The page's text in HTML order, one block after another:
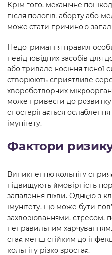
Крім того, механічне
після пологів, аборту або
може стати причиною
Недотримання правил
невідповідних засобів для
або тривале носіння тісної
створюють сприятливе
хвороботворних
може привести до
спостерігається
імунітету.
Фактори
Виникненню кольпіту
підвищують ймовірність
запалення піхви. Однією з
імунітету, що може бути
захворюваннями, стресом,
неправильним
стає менш стійким до
кольпіту різко зростає.